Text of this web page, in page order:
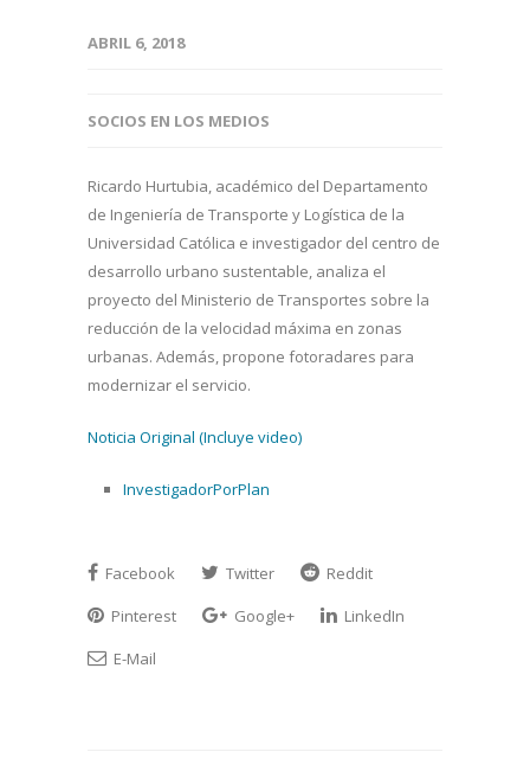
ABRIL 6, 2018
SOCIOS EN LOS MEDIOS
Ricardo Hurtubia, académico del Departamento
de Ingeniería de Transporte y Logística de la
Universidad Católica e investigador del centro de
desarrollo urbano sustentable, analiza el
proyecto del Ministerio de Transportes sobre la
reducción de la velocidad máxima en zonas
urbanas. Además, propone fotoradares para
modernizar el servicio.
Noticia Original (Incluye video)
InvestigadorPorPlan
Facebook Twitter
Reddit
Pinterest
Google+
LinkedIn
E-Mail